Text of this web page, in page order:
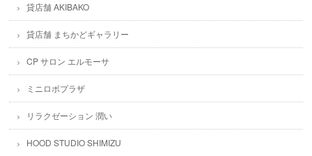
貸店舗 AKIBAKO
貸店舗 まちかどギャラリー
CP サロン エルモーサ
ミニロボプラザ
リラクゼーション 潤い
HOOD STUDIO SHIMIZU